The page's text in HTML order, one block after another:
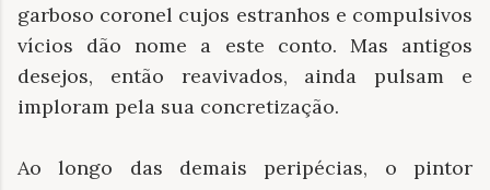
garboso coronel cujos estranhos e compulsivos
vícios dão nome a este conto. Mas antigos
desejos, então reavivados, ainda pulsam e
imploram pela sua concretização.
Ao longo das demais peripécias, o pintor